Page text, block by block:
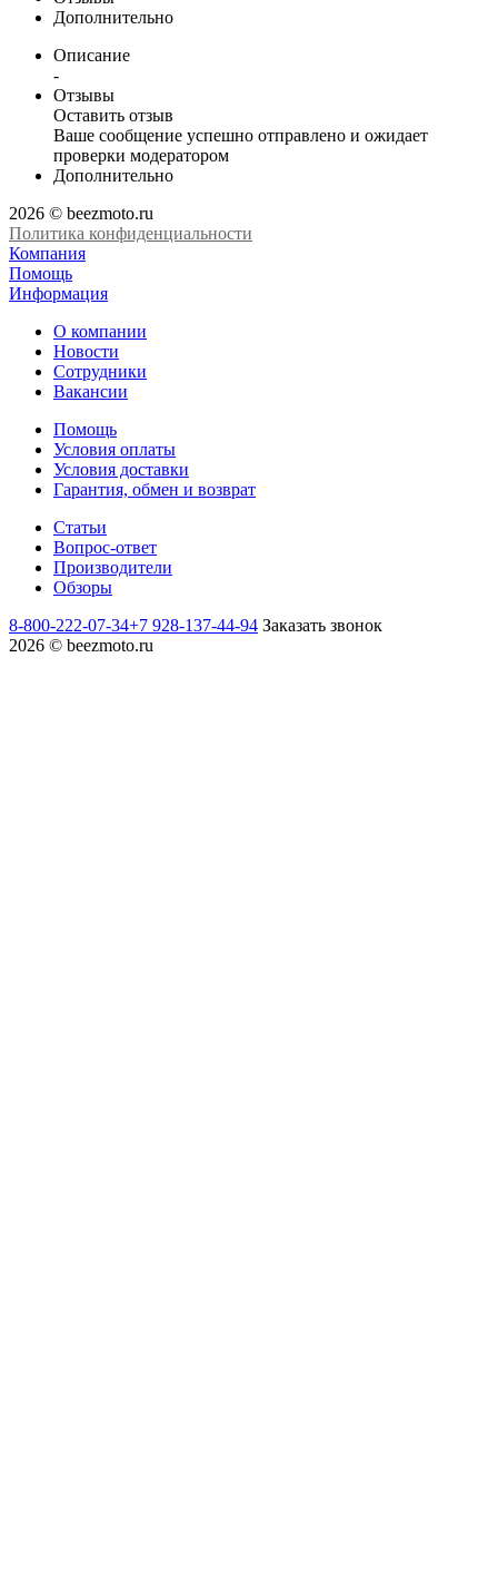
Дополнительно
Описание
-
Отзывы
Оставить отзыв
Ваше сообщение успешно отправлено и ожидает
проверки модератором
Дополнительно
2026 © beezmoto.ru
Политика конфиденциальности
Компания
Помощь
Информация
О компании
Новости
Сотрудники
Вакансии
Помощь
Условия оплаты
Условия доставки
Гарантия, обмен и возврат
Статьи
Вопрос-ответ
Производители
Обзоры
8-800-222-07-34+7 928-137-44-94 Заказать звонок
2026 © beezmoto.ru